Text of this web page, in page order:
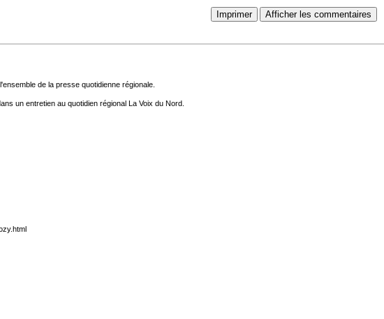
Imprimer Afficher les commentaires
de la presse quotidienne régionale.
un entretien au quotidien régional La Voix du Nord.